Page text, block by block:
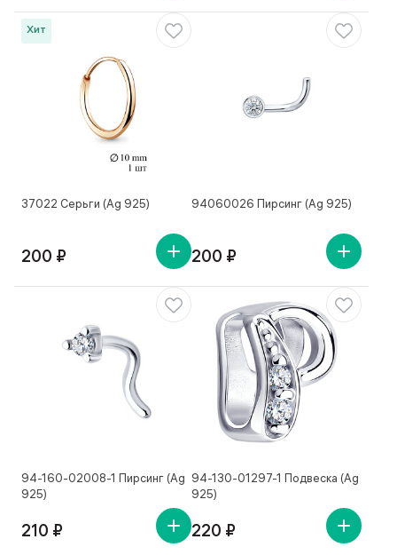
Хит
37022 Серьги (Ag 925)
200 ₽
94060026 Пирсинг (Ag 925)
200 ₽
94-160-02008-1 Пирсинг (Ag
925)
210 ₽
94-130-01297-1 Подвеска (Ag
925)
220 ₽